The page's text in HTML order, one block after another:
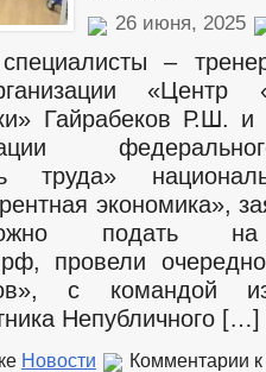
26 июня, 2025
–
«Центр
Гайрабеков Р.Ш.
труда»
экономика»,
подать на
провели
с командой
Непубличного […]
Новости Комментарии